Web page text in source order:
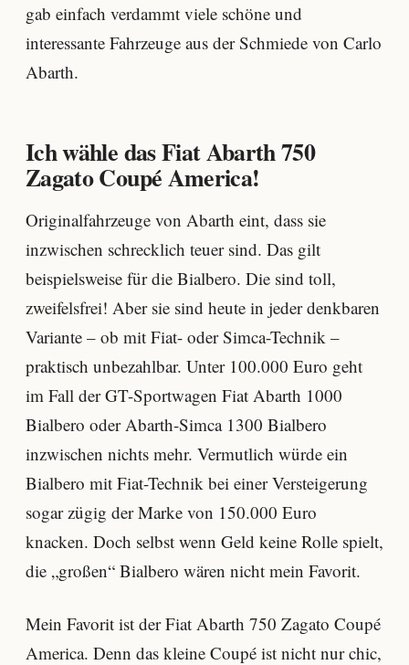
gab einfach verdammt viele schöne und
interessante Fahrzeuge aus der Schmiede von Carlo
Abarth.
Ich wähle das Fiat Abarth 750
Zagato Coupé America!
Originalfahrzeuge von Abarth eint, dass sie
inzwischen schrecklich teuer sind. Das gilt
beispielsweise für die Bialbero. Die sind toll,
zweifelsfrei! Aber sie sind heute in jeder denkbaren
Variante – ob mit Fiat- oder Simca-Technik –
praktisch unbezahlbar. Unter 100.000 Euro geht
im Fall der GT-Sportwagen Fiat Abarth 1000
Bialbero oder Abarth-Simca 1300 Bialbero
inzwischen nichts mehr. Vermutlich würde ein
Bialbero mit Fiat-Technik bei einer Versteigerung
sogar zügig der Marke von 150.000 Euro
knacken. Doch selbst wenn Geld keine Rolle spielt,
die „großen“ Bialbero wären nicht mein Favorit.
Mein Favorit ist der Fiat Abarth 750 Zagato Coupé
America. Denn das kleine Coupé ist nicht nur chic,